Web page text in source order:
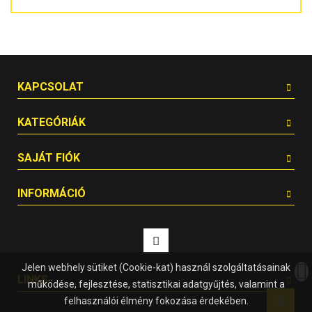
KAPCSOLAT
KATEGÓRIÁK
SAJÁT FIÓK
INFORMÁCIÓ
LINKS
Jelen webhely sütiket (Cookie-kat) használ szolgáltatásainak
működése, fejlesztése, statisztikai adatgyűjtés, valamint a
felhasználói élmény fokozása érdekében.